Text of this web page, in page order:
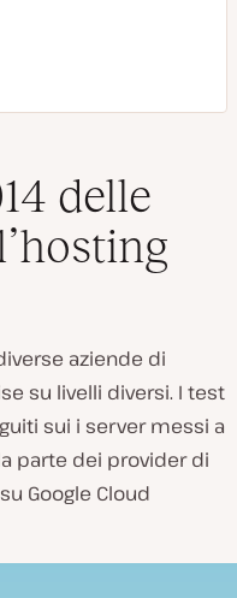
delle
aziende di
su livelli diversi. I test
sui i server messi a
parte dei provider di
Google Cloud